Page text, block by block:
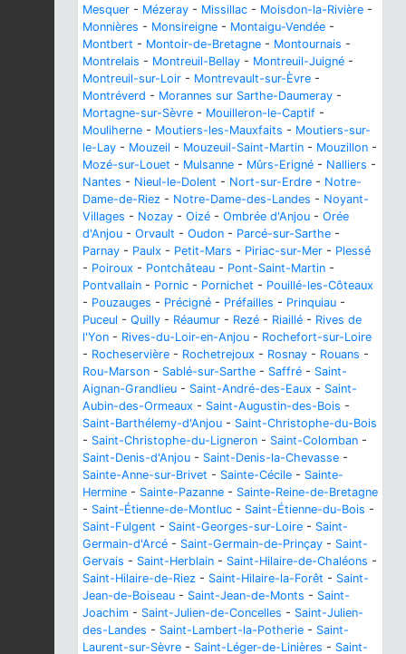
Mesquer - Mézeray - Missillac - Moisdon-la-Rivière -
Monnières - Monsireigne - Montaigu-Vendée -
Montbert - Montoir-de-Bretagne - Montournais -
Montrelais - Montreuil-Bellay - Montreuil-Juigné -
Montreuil-sur-Loir - Montrevault-sur-Èvre -
Montréverd - Morannes sur Sarthe-Daumeray -
Mortagne-sur-Sèvre - Mouilleron-le-Captif -
Mouliherne - Moutiers-les-Mauxfaits - Moutiers-sur-
le-Lay - Mouzeil - Mouzeuil-Saint-Martin - Mouzillon -
Mozé-sur-Louet - Mulsanne - Mûrs-Erigné - Nalliers -
Nantes - Nieul-le-Dolent - Nort-sur-Erdre - Notre-
Dame-de-Riez - Notre-Dame-des-Landes - Noyant-
Villages - Nozay - Oizé - Ombrée d'Anjou - Orée
d'Anjou - Orvault - Oudon - Parcé-sur-Sarthe -
Parnay - Paulx - Petit-Mars - Piriac-sur-Mer - Plessé
- Poiroux - Pontchâteau - Pont-Saint-Martin -
Pontvallain - Pornic - Pornichet - Pouillé-les-Côteaux
- Pouzauges - Précigné - Préfailles - Prinquiau -
Puceul - Quilly - Réaumur - Rezé - Riaillé - Rives de
l'Yon - Rives-du-Loir-en-Anjou - Rochefort-sur-Loire
- Rocheservière - Rochetrejoux - Rosnay - Rouans -
Rou-Marson - Sablé-sur-Sarthe - Saffré - Saint-
Aignan-Grandlieu - Saint-André-des-Eaux - Saint-
Aubin-des-Ormeaux - Saint-Augustin-des-Bois -
Saint-Barthélemy-d'Anjou - Saint-Christophe-du-Bois
- Saint-Christophe-du-Ligneron - Saint-Colomban -
Saint-Denis-d'Anjou - Saint-Denis-la-Chevasse -
Sainte-Anne-sur-Brivet - Sainte-Cécile - Sainte-
Hermine - Sainte-Pazanne - Sainte-Reine-de-Bretagne
- Saint-Étienne-de-Montluc - Saint-Étienne-du-Bois -
Saint-Fulgent - Saint-Georges-sur-Loire - Saint-
Germain-d'Arcé - Saint-Germain-de-Prinçay - Saint-
Gervais - Saint-Herblain - Saint-Hilaire-de-Chaléons -
Saint-Hilaire-de-Riez - Saint-Hilaire-la-Forêt - Saint-
Jean-de-Boiseau - Saint-Jean-de-Monts - Saint-
Joachim - Saint-Julien-de-Concelles - Saint-Julien-
des-Landes - Saint-Lambert-la-Potherie - Saint-
Laurent-sur-Sèvre - Saint-Léger-de-Linières - Saint-